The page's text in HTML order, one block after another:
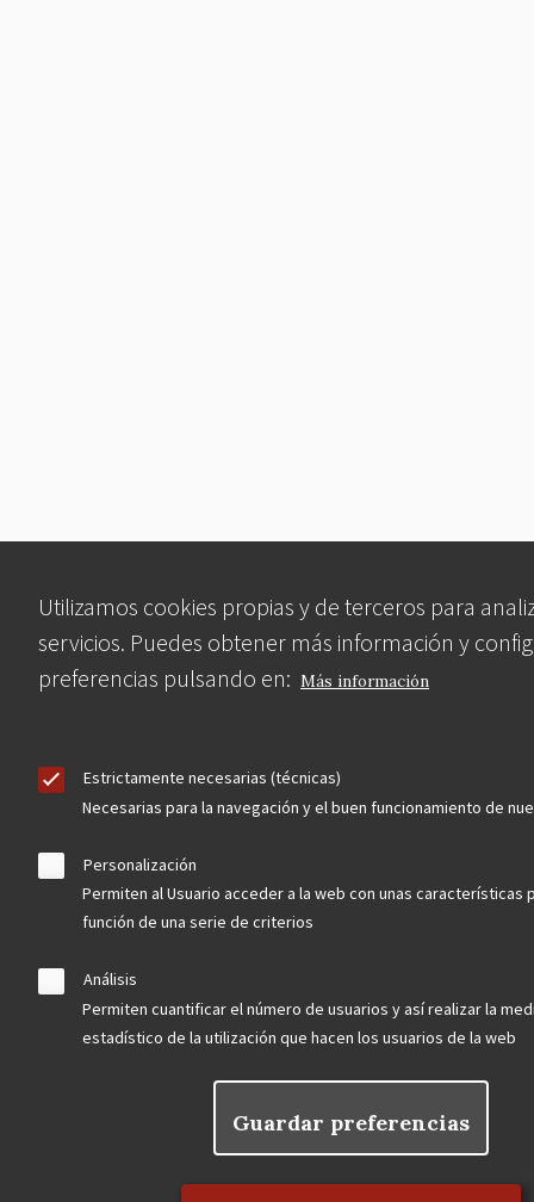
Utilizamos cookies propias y de terceros para
servicios. Puedes obtener más información y
preferencias pulsando en: Más información
Estrictamente necesarias (técnicas)
Necesarias para la navegación y el buen funcionamiento de
Personalización
Permiten al Usuario acceder a la web con unas características
función de una serie de criterios
Análisis
Permiten cuantificar el número de usuarios y así realizar la
estadístico de la utilización que hacen los usuarios de la web
Guardar preferencias